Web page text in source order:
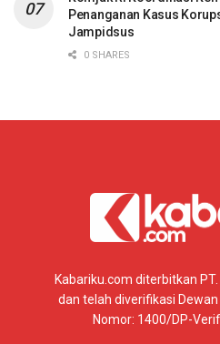
Penanganan Kasus
Jampidsus
0 SHARES
Kabariku.com diterbitkan
dan telah diverifikasi
Nomor: 1400/DP-